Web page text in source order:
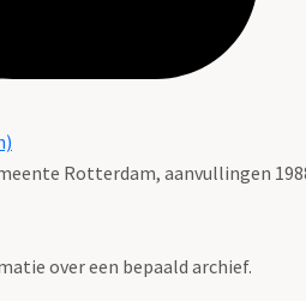
Rotterdam, aanvullingen
over een bepaald archief.